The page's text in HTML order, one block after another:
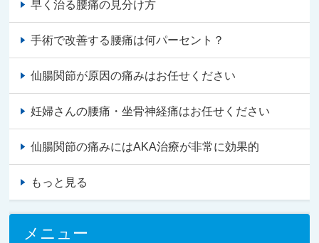
早く治る腰痛の見分け方
手術で改善する腰痛は何パーセント？
仙腸関節が原因の痛みはお任せください
妊婦さんの腰痛・坐骨神経痛はお任せください
仙腸関節の痛みにはAKA治療が非常に効果的
もっと見る
メニュー